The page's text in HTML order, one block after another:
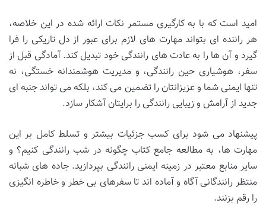
امید است که با به کارگیری مستمر نکات ارائه شده در این خلاصه،
هر راننده ای بتواند مهارت های لازم برای عبور از دل تاریکی را فرا
گیرد و آن ها را به عادت های رانندگی خود تبدیل کند. آمادگی قبل از
سفر، هوشیاری حین رانندگی، و مدیریت هوشمندانه خستگی، نه
تنها ایمنی شما و عزیزانتان را تضمین می کند، بلکه می تواند جنبه ای
جدید از آرامش و زیبایی رانندگی را برایتان آشکار سازد.
پیشنهاد می شود برای کسب جزئیات بیشتر و تسلط کامل بر این
مهارت ها، به مطالعه جامع کتاب چگونه در شب رانندگی کنیم؟ و
سایر منابع معتبر در زمینه ایمنی رانندگی بپردازید. جاده های شبانه
منتظر رانندگانی آگاه و آماده اند تا سفرهای بی خطر و خاطره انگیزی
را رقم بزنند.